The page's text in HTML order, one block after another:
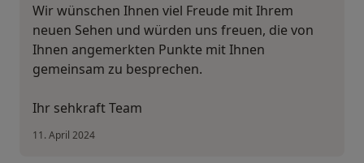
Wir wünschen Ihnen viel Freude mit Ihrem
neuen Sehen und würden uns freuen, die von
Ihnen angemerkten Punkte mit Ihnen
gemeinsam zu besprechen.
Ihr sehkraft Team
11. April 2024